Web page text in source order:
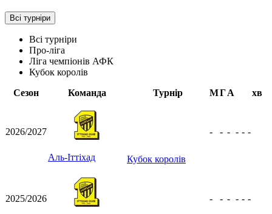
Всі турніри
Всі турніри
Про-ліга
Ліга чемпіонів АФК
Кубок королів
Сезон
Команда Турнір МГА хв
2026/2027
Аль-Іттіхад Кубок королів
- - - - - -
2025/2026 - - - - - -